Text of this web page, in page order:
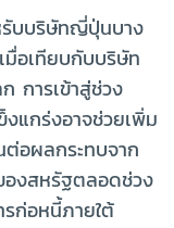
รับบริษัทญี่ปุ่นบาง
อเทียบกับบริษัท
การเข้าสู่ช่วง
แกร่งอาจช่วยเพิ่ม
ต่อผลกระทบจาก
องสหรัฐตลอดช่วง
รก่อหนี้ภายใต้